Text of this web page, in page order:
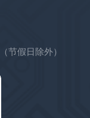
节假日除外）